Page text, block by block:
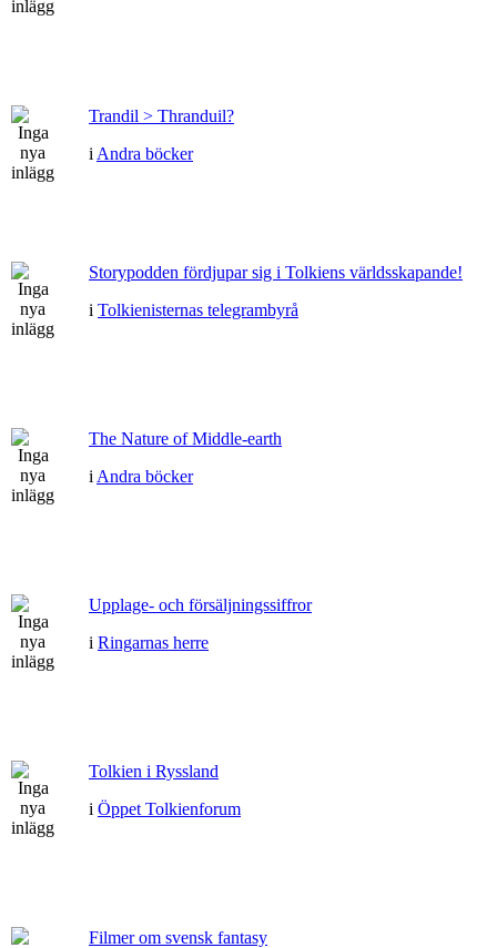
Trandil > Thranduil?
i Andra böcker
Storypodden fördjupar sig i Tolkiens världsskapande!
i Tolkienisternas telegrambyrå
The Nature of Middle-earth
i Andra böcker
Upplage- och försäljningssiffror
i Ringarnas herre
Tolkien i Ryssland
i Öppet Tolkienforum
Filmer om svensk fantasy